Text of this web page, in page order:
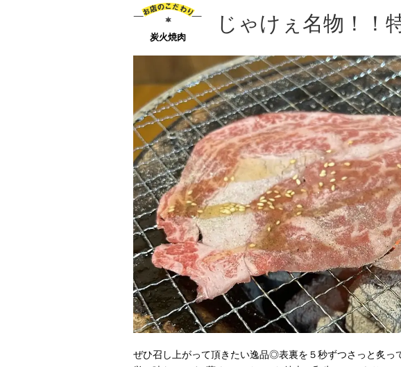
炭火焼肉
じゃけぇ名物！！
ぜひ召し上がって頂きたい逸品◎表裏を５秒ずつさっと炙っ